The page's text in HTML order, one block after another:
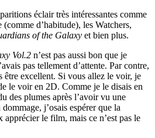
éclair très intéressantes comme
d’habitude), les Watchers,
of the Galaxy et bien plus.
Vol.2 n’est pas aussi bon que je
pas tellement d’attente. Par contre,
être excellent. Si vous allez le voir, je
le voir en 2D. Comme je le disais en
des plumes après l’avoir vu une
j’osais espérer que la
le film, mais ce n’est pas le